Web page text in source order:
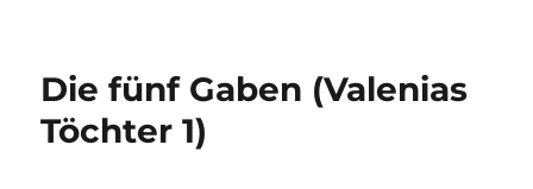
Nordens
Die fünf Gaben (Valenias
Töchter 1)